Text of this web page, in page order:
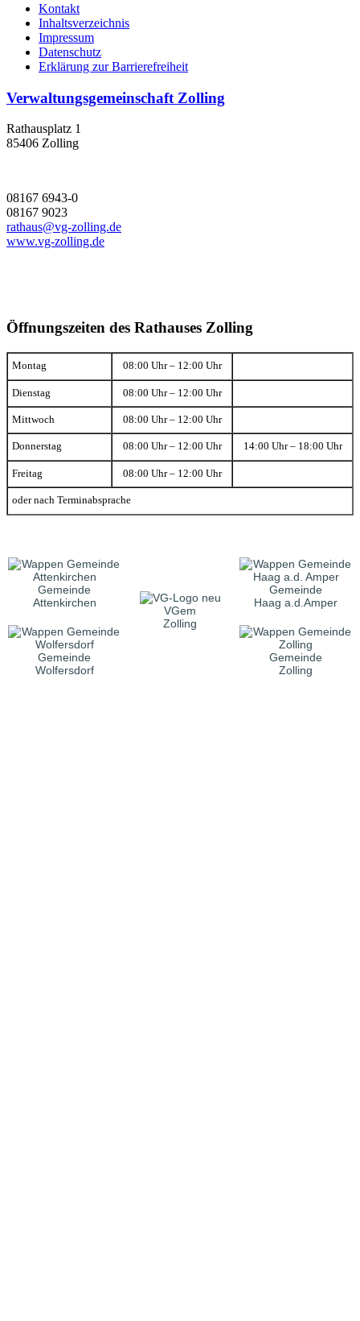
Kontakt
Inhaltsverzeichnis
Impressum
Datenschutz
Erklärung zur Barrierefreiheit
Verwaltungsgemeinschaft Zolling
Rathausplatz 1
85406 Zolling
08167 6943-0
08167 9023
rathaus@vg-zolling.de
www.vg-zolling.de
Öffnungszeiten des Rathauses Zolling
Montag 08:00 Uhr – 12:00 Uhr
Dienstag 08:00 Uhr – 12:00 Uhr
Mittwoch 08:00 Uhr – 12:00 Uhr
Donnerstag 08:00 Uhr – 12:00 Uhr 14:00 Uhr – 18:00 Uhr
Freitag 08:00 Uhr – 12:00 Uhr
oder nach Terminabsprache
Gemeinde
Attenkirchen
VGem
Zolling
Gemeinde
Haag a.d.Amper
Gemeinde
Wolfersdorf
Gemeinde
Zolling